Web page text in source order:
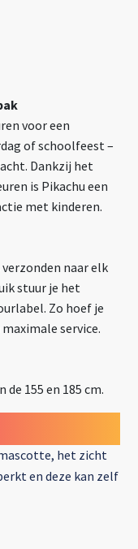
voor een
of schoolfeest –
Dankzij het
is Pikachu een
met kinderen.
naar elk
stuur je het
Zo hoef je
service.
155 en 185 cm.
het zicht
en deze kan zelf